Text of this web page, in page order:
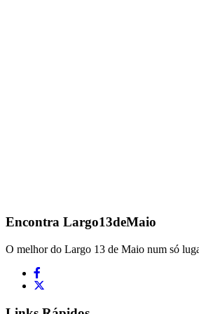
Encontra Largo13deMaio
O melhor do Largo 13 de Maio num só